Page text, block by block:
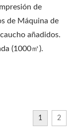
de
de Máquina de
añadidos.
(1000㎡).
1 2